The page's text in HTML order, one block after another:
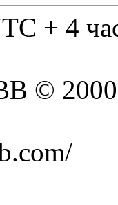
+ 4
©